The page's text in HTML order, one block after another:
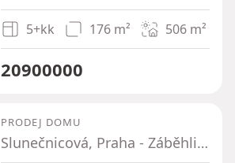
5+kk 176 m² 506 m²
20900000
PRODEJ DOMU
Slunečnicová, Praha - Záběhlice